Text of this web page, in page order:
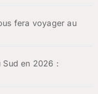
fera voyager au
Sud en 2026 :